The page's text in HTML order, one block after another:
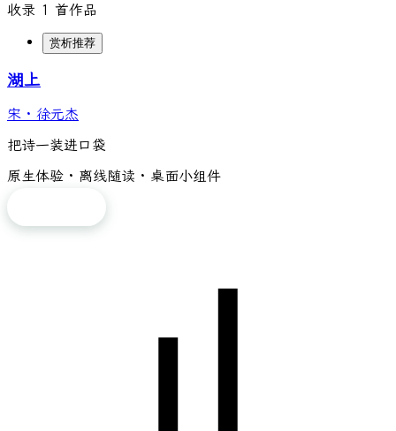
收录 1 首作品
赏析推荐
湖上
宋 · 徐元杰
把诗一装进口袋
原生体验 · 离线随读 · 桌面小组件